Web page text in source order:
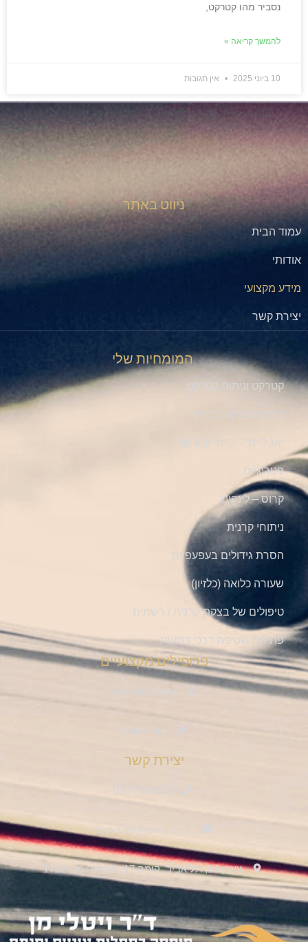
נסביר מהו קטרקט,
להמשך קריאה »
10 ביוני 2025 אין תגובות
ניווט באתר
עמוד הבית
אודותי
מידע מקצועי
יצירת קשר
המומחיות שלי
קטרקט וניתוח קטרקט
ניתוח קטרקט בלייזר
יאג לייזר – לייזר קטרקט
פטריגיום
קרוס – לינקינג
ניתוחי קרנית
הסרת גידולים בעפעפיים
שעורה כלואה (כלזיון)
טיפולים של בצקת קרנית / רשתית
פתיחת שטיפת דרכי דמעות
פרופילים מקצועיים
ResearchGate
Rofim.Org
יצירת קשר
eyevitaly@gmail.com
ויצמן 14, תל אביב, קומה 17, מרפאה מס' 1712